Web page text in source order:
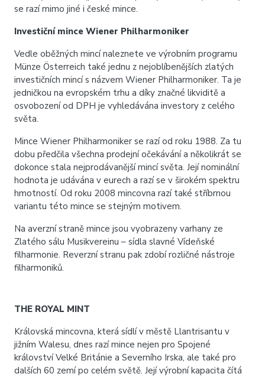
se razí mimo jiné i české mince.
Investiční mince Wiener Philharmoniker
Vedle oběžných mincí naleznete ve výrobním programu
Münze Österreich také jednu z nejoblíbenějších zlatých
investičních mincí s názvem Wiener Philharmoniker. Ta je
jedničkou na evropském trhu a díky značné likviditě a
osvobození od DPH je vyhledávána investory z celého
světa.
Mince Wiener Philharmoniker se razí od roku 1988. Za tu
dobu předčila všechna prodejní očekávání a několikrát se
dokonce stala nejprodávanější mincí světa. Její nominální
hodnota je udávána v eurech a razí se v širokém spektru
hmotností. Od roku 2008 mincovna razí také stříbrnou
variantu této mince se stejným motivem.
Na averzní straně mince jsou vyobrazeny varhany ze
Zlatého sálu Musikvereinu – sídla slavné Vídeňské
filharmonie. Reverzní stranu pak zdobí rozličné nástroje
filharmoniků.
THE ROYAL MINT
Královská mincovna, která sídlí v městě Llantrisantu v
jižním Walesu, dnes razí mince nejen pro Spojené
království Velké Británie a Severního Irska, ale také pro
dalších 60 zemí po celém světě. Její výrobní kapacita čítá